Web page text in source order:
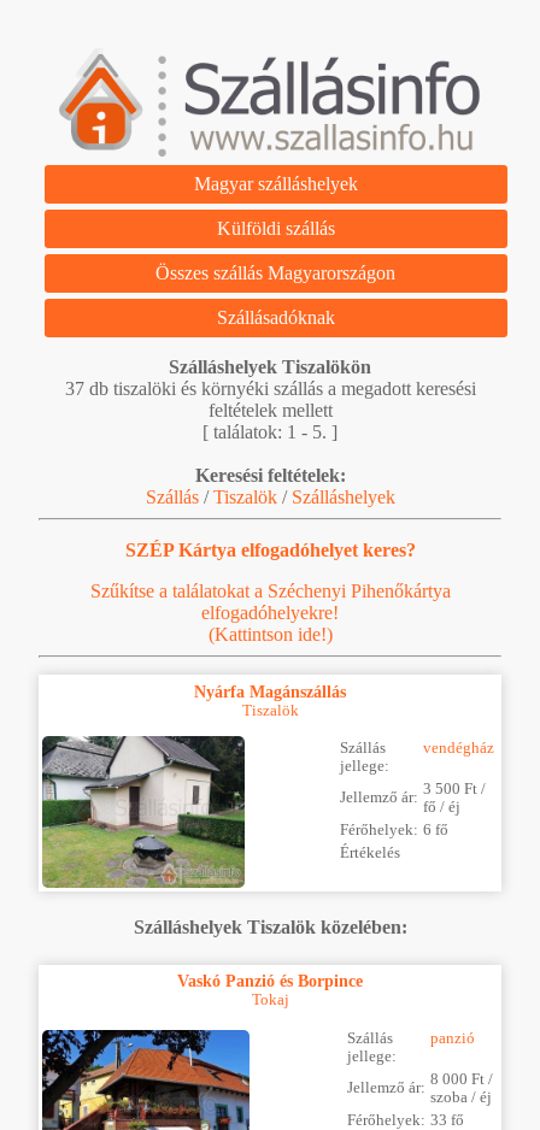
Magyar szálláshelyek
Külföldi szállás
Összes szállás Magyarországon
Szállásadóknak
Szálláshelyek Tiszalökön
37 db tiszalöki és környéki szállás a megadott keresési
feltételek mellett
[ találatok: 1 - 5. ]
Keresési feltételek:
Szállás/Tiszalök/ Szálláshelyek
SZÉP Kártya elfogadóhelyet keres?
Szűkítse a találatokat a Széchenyi Pihenőkártya
elfogadóhelyekre!
(Kattintson ide!)
Nyárfa Magánszállás
Tiszalök
Szállás
jellege:
vendégház
Jellemző ár: 3 500 Ft /
fő / éj
Férőhelyek: 6 fő
Értékelés
Szálláshelyek Tiszalök közelében:
Vaskó Panzió és Borpince
Tokaj
Szállás
jellege:
panzió
Jellemző ár: 8 000 Ft /
szoba / éj
Férőhelyek: 33 fő